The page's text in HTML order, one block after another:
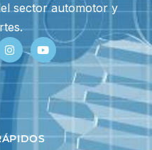
sector automotor y